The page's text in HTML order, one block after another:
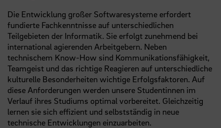
Die Entwicklung großer Softwaresysteme erfordert
fundierte Fachkenntnisse auf unterschiedlichen
Teilgebieten der Informatik. Sie erfolgt zunehmend bei
international agierenden Arbeitgebern. Neben
technischem Know-How sind Kommunikationsfähigkeit,
Teamgeist und das richtige Reagieren auf unterschiedliche
kulturelle Besonderheiten wichtige Erfolgsfaktoren. Auf
diese Anforderungen werden unsere Studentinnen im
Verlauf ihres Studiums optimal vorbereitet. Gleichzeitig
lernen sie sich effizient und selbstständig in neue
technische Entwicklungen einzuarbeiten.